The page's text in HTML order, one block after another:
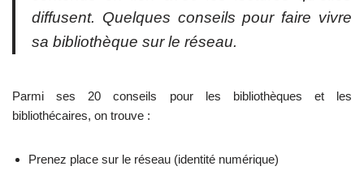
diffusent. Quelques conseils pour faire vivre
sa bibliothèque sur le réseau.
Parmi ses 20 conseils pour les bibliothèques et les
bibliothécaires, on trouve :
Prenez place sur le réseau (identité numérique)